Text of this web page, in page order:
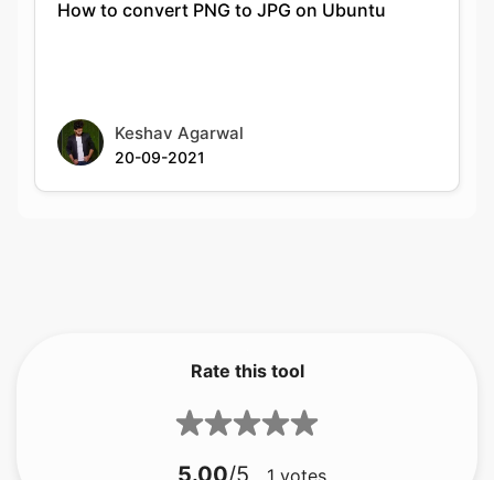
5.00/5 1votes